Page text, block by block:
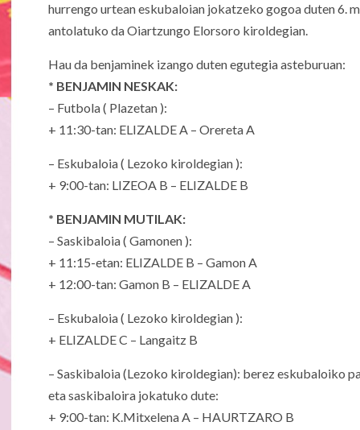
hurrengo urtean eskubaloian jokatzeko gogoa duten 6.
antolatuko da Oiartzungo Elorsoro kiroldegian.
Hau da benjaminek izango duten egutegia asteburuan:
* BENJAMIN NESKAK:
– Futbola ( Plazetan ):
+ 11:30-tan: ELIZALDE A – Orereta A
– Eskubaloia ( Lezoko kiroldegian ):
+ 9:00-tan: LIZEOA B – ELIZALDE B
* BENJAMIN MUTILAK:
– Saskibaloia ( Gamonen ):
+ 11:15-etan: ELIZALDE B – Gamon A
+ 12:00-tan: Gamon B – ELIZALDE A
– Eskubaloia ( Lezoko kiroldegian ):
+ ELIZALDE C – Langaitz B
– Saskibaloia (Lezoko kiroldegian): berez eskubaloiko
eta saskibaloira jokatuko dute:
+ 9:00-tan: K.Mitxelena A – HAURTZARO B